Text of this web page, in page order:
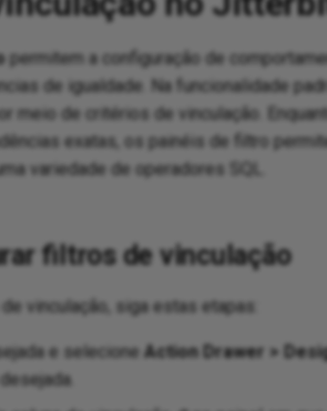
permitem a configuração de
de igualdade. Na funcionalidade
meio de critérios de vinculação.
exatas, os painéis de filtro
variedade de operadores SQL.
filtros de vinculação
vinculação, siga estas etapas:
e selecione Action Drawer >